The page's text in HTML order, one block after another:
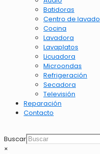
Batidoras
Centro de lavado
Cocina
Lavadora
Lavaplatos
Licuadora
Microondas
Refrigeración
Secadora
Televisión
Reparación
Contacto
Buscar
×